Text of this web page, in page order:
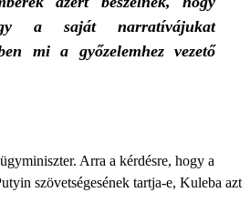
a saját narratívájukat
mi a győzelemhez vezető
Arra a kérdésre, hogy a
szövetségesének tartja-e, Kuleba azt